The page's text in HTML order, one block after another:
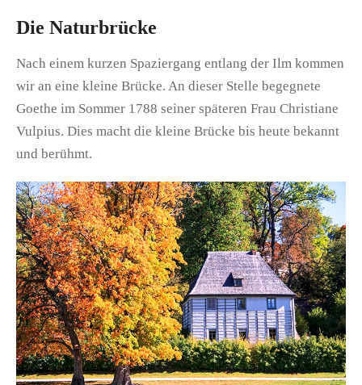
Die Naturbrücke
Nach einem kurzen Spaziergang entlang der Ilm kommen
wir an eine kleine Brücke. An dieser Stelle begegnete
Goethe im Sommer 1788 seiner späteren Frau Christiane
Vulpius. Dies macht die kleine Brücke bis heute bekannt
und berühmt.